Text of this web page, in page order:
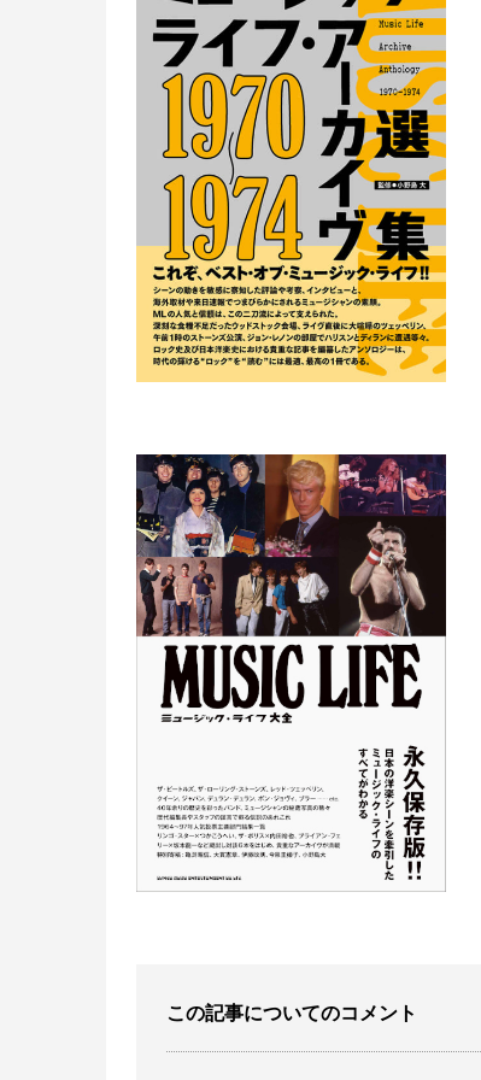
この記事についてのコメント